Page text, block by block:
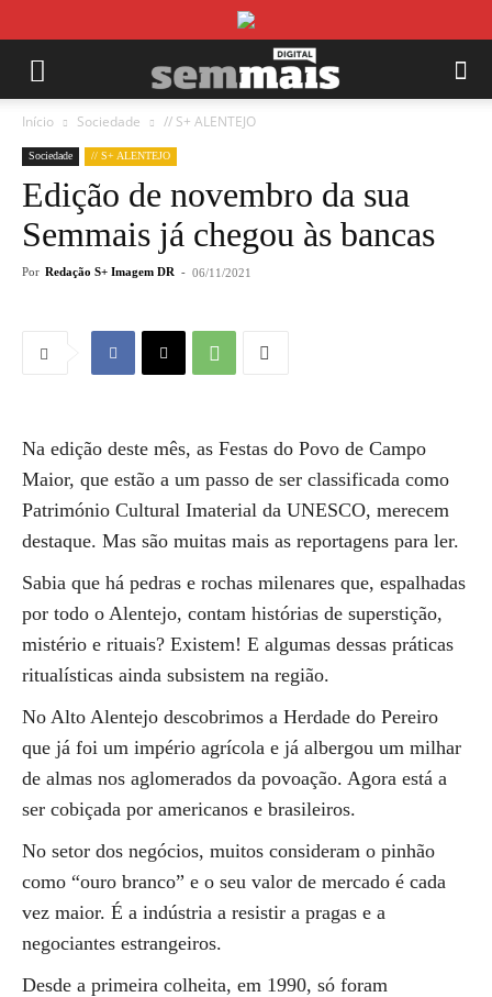
Início Sociedade // S+ ALENTEJO
Sociedade // S+ ALENTEJO
Edição de novembro da sua
Semmais já chegou às bancas
Por Redação S+ Imagem DR - 06/11/2021
Na edição deste mês, as Festas do Povo de Campo
Maior, que estão a um passo de ser classificada como
Património Cultural Imaterial da UNESCO, merecem
destaque. Mas são muitas mais as reportagens para ler.
Sabia que há pedras e rochas milenares que, espalhadas
por todo o Alentejo, contam histórias de superstição,
mistério e rituais? Existem! E algumas dessas práticas
ritualísticas ainda subsistem na região.
No Alto Alentejo descobrimos a Herdade do Pereiro
que já foi um império agrícola e já albergou um milhar
de almas nos aglomerados da povoação. Agora está a
ser cobiçada por americanos e brasileiros.
No setor dos negócios, muitos consideram o pinhão
como “ouro branco” e o seu valor de mercado é cada
vez maior. É a indústria a resistir a pragas e a
negociantes estrangeiros.
Desde a primeira colheita, em 1990, só foram